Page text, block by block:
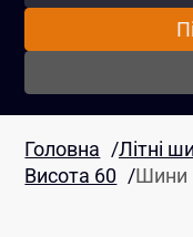
Головна /Літні
Висота 60 /Шини